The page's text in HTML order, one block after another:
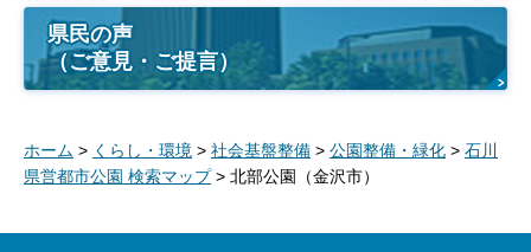
県民の声
（ご意見・ご提言）
ホーム > くらし・環境 > 社会基盤整備 > 公園整備・緑化 > 石川
県営都市公園 検索マップ> 北部公園（金沢市）